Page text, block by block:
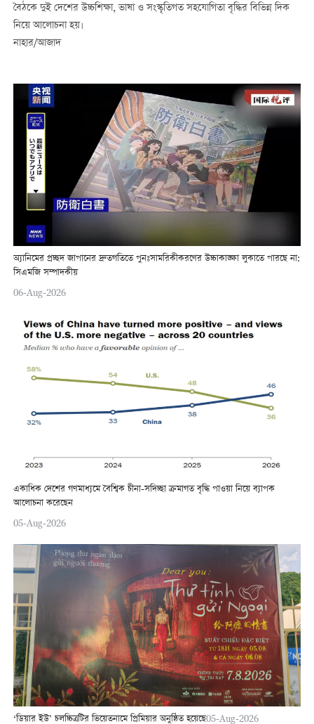
বৈঠকে দুই দেশের উচ্চশিক্ষা, ভাষা ও সংস্কৃতিগত সহযোগিতা বৃদ্ধির বিভিন্ন দিক
নিয়ে আলোচনা হয়।
নাহার/আজাদ
অ্যানিমের প্রচ্ছদ জাপানের দ্রুতগতিতে পুনঃসামরিকীকরণের উচ্চাকাঙ্ক্ষা লুকাতে পারছে না:
সিএমজি সম্পাদকীয়
06-Aug-2026
একাধিক দেশের গণমাধ্যমে বৈশ্বিক চীনা-সদিচ্ছা ক্রমাগত বৃদ্ধি পাওয়া নিয়ে ব্যাপক
আলোচনা করেছেন
05-Aug-2026
‘ডিয়ার ইউ’ চলচ্চিত্রটির ভিয়েতনামে প্রিমিয়ার অনুষ্ঠিত হয়েছে05-Aug-2026